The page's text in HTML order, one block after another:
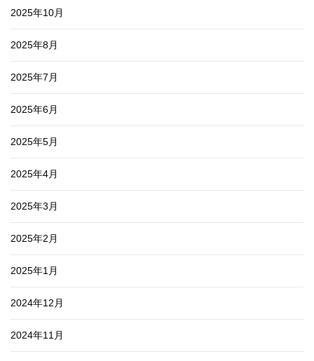
2025年10月
2025年8月
2025年7月
2025年6月
2025年5月
2025年4月
2025年3月
2025年2月
2025年1月
2024年12月
2024年11月